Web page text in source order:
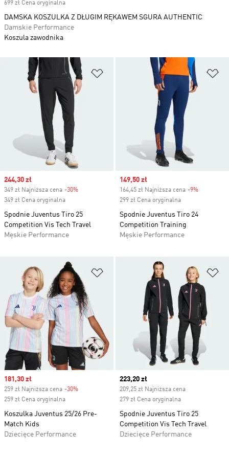
Dodaj do listy życzeń
Sale price
244,30 zł
349 zł Najniższa cena -30%
349 zł Cena oryginalna
Spodnie Juventus Tiro 25
Competition Vis Tech Travel
Męskie Performance
Sale price
149,50 zł
164,45 zł Najniższa cena -9%
299 zł Cena oryginalna
Spodnie Juventus Tiro 24
Competition Training
Męskie Performance
Dodaj do listy życzeń
Sale price
181,30 zł
259 zł Najniższa cena -30%
259 zł Cena oryginalna
Koszulka Juventus 25/26 Pre-
Match Kids
Dziecięce Performance
Current price
223,20 zł
209,25 zł Najniższa cena
279 zł Cena oryginalna
Spodnie Juventus Tiro 25
Competition Vis Tech Travel
Dziecięce Performance
699 zł Cena oryginalna
DAMSKA KOSZULKA Z DŁUGIM RĘKAWEM SGURA AUTHENTIC
Damskie Performance
Koszula zawodnika